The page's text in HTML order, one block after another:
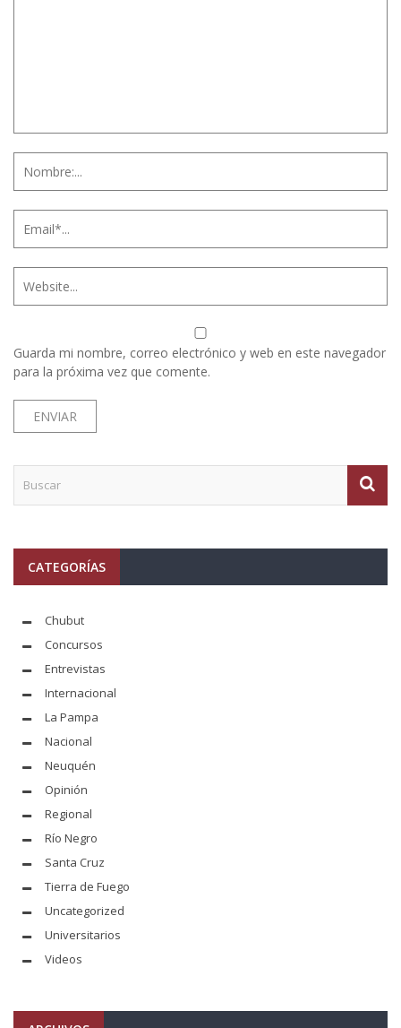
Guarda mi nombre, correo electrónico y web en este navegador
para la próxima vez que comente.
CATEGORÍAS
Chubut
Concursos
Entrevistas
Internacional
La Pampa
Nacional
Neuquén
Opinión
Regional
Río Negro
Santa Cruz
Tierra de Fuego
Uncategorized
Universitarios
Videos